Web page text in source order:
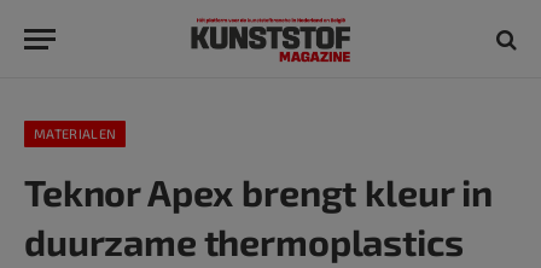
MATERIALEN
Teknor Apex brengt kleur in
duurzame thermoplastics